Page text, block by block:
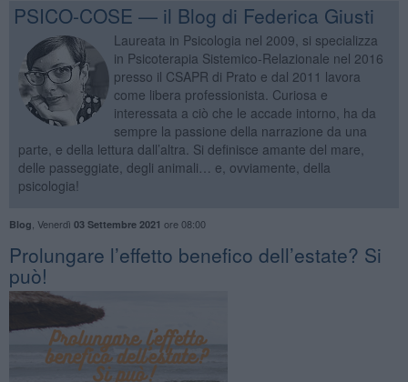
PSICO-COSE — il Blog di Federica Giusti
Laureata in Psicologia nel 2009, si specializza
in Psicoterapia Sistemico-Relazionale nel 2016
presso il CSAPR di Prato e dal 2011 lavora
come libera professionista. Curiosa e
interessata a ciò che le accade intorno, ha da
sempre la passione della narrazione da una
parte, e della lettura dall’altra. Si definisce amante del mare,
delle passeggiate, degli animali… e, ovviamente, della
psicologia!
Blog Venerdì 03 Settembre 2021 ore 08:00
Prolungare l’effetto benefico dell’estate? Si
può!